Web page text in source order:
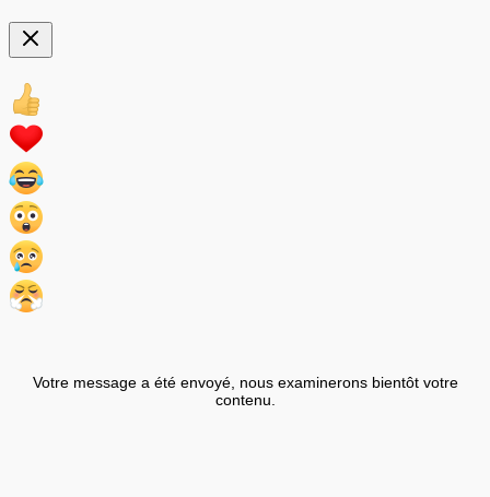
Votre message a été envoyé, nous examinerons bientôt votre
contenu.